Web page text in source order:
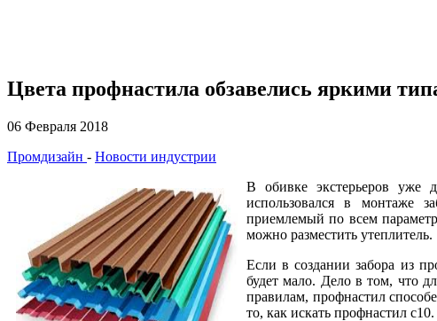
Цвета профнастила обзавелись яркими
06 Февраля 2018
Промдизайн - Новости индустрии
В обивке экстерьеров уже
использовался в монтаже
приемлемый по всем
можно разместить утеплитель.
Если в создании забора из
будет мало. Дело в том, что
правилам, профнастил
то, как искать профнастил с10.